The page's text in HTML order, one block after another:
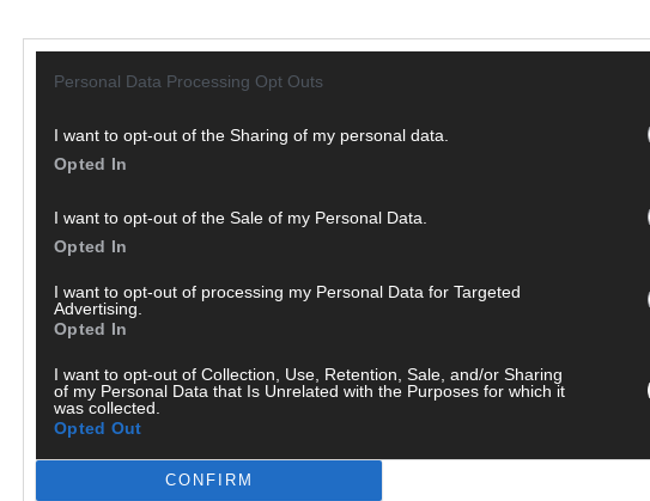
Personal Data Processing Opt Outs
I want to opt-out of the Sharing of my personal data.
Opted In
I want to opt-out of the Sale of my Personal Data.
Opted In
I want to opt-out of processing my Personal Data for Targeted
Advertising.
Opted In
I want to opt-out of Collection, Use, Retention, Sale, and/or Sharing
of my Personal Data that Is Unrelated with the Purposes for which it
was collected.
Opted Out
CONFIRM